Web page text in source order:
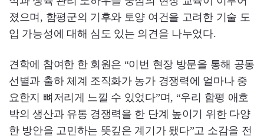
졌으며, 함평군의 기후와 토양 여건을 고려한 기술 도
입 가능성에 대해 심도 있는 의견을 나누었다.
견학에 참여한 한 회원은 “이번 현장 방문을 통해 공동
선별과 출하 체계 조직화가 농가 경쟁력에 얼마나 중
요한지 뼈저리게 느낄 수 있었다”며, “우리 함평 애호
박의 생산과 유통 경쟁력을 한 단계 높이기 위한 다양
한 방안을 고민하는 뜻깊은 계기가 됐다”고 소감을 전